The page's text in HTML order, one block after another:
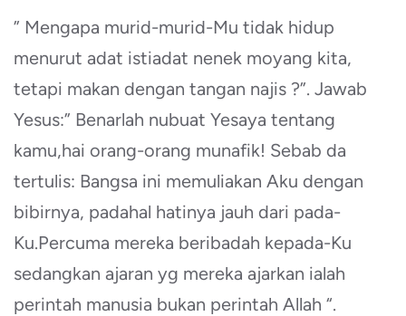
” Mengapa murid-murid-Mu tidak hidup
menurut adat istiadat nenek moyang kita,
tetapi makan dengan tangan najis ?”. Jawab
Yesus:” Benarlah nubuat Yesaya tentang
kamu,hai orang-orang munafik! Sebab da
tertulis: Bangsa ini memuliakan Aku dengan
bibirnya, padahal hatinya jauh dari pada-
Ku.Percuma mereka beribadah kepada-Ku
sedangkan ajaran yg mereka ajarkan ialah
perintah manusia bukan perintah Allah “.